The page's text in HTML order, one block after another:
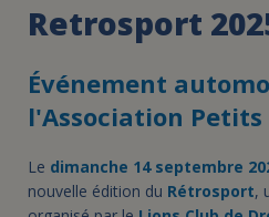
Retrosport
Événement
l'Association Petits
Le dimanche 14 septembre
nouvelle édition du Rétrosport,